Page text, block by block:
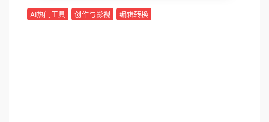
AI热门工具 创作与影视 编辑转换